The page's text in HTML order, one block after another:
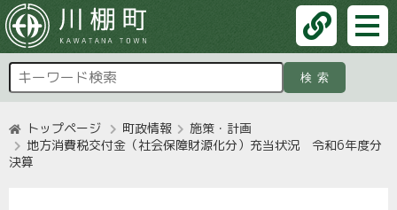
検索
トップページ 町政情報
施策・計画
地方消費税交付金（社会保障財源化分）充当状況 令和6年度分
決算